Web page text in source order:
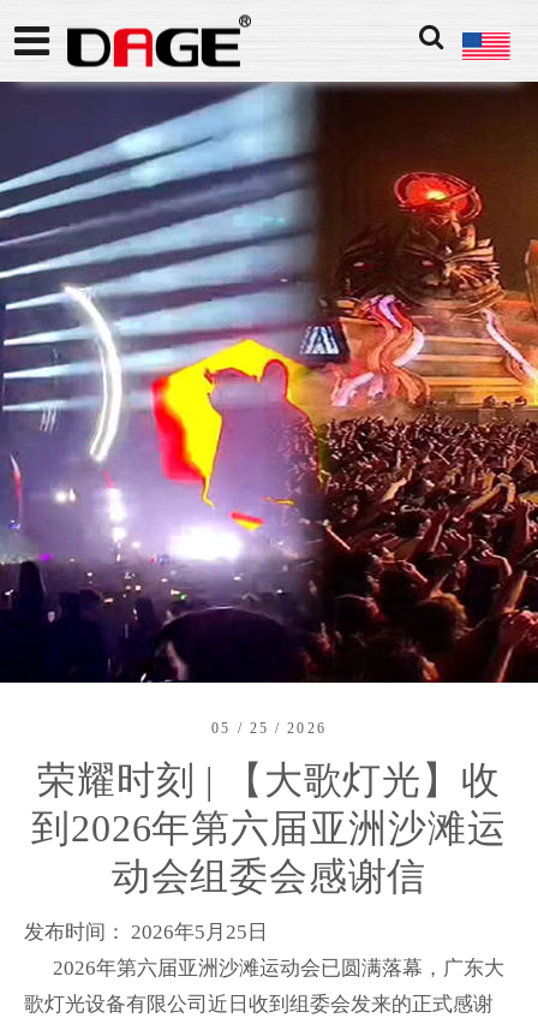
05 / 25 / 2026
荣耀时刻 | 【大歌灯光】收
到2026年第六届亚洲沙滩运
动会组委会感谢信
发布时间： 2026年5月25日
2026年第六届亚洲沙滩运动会已圆满落幕，广东大
歌灯光设备有限公司近日收到组委会发来的正式感谢